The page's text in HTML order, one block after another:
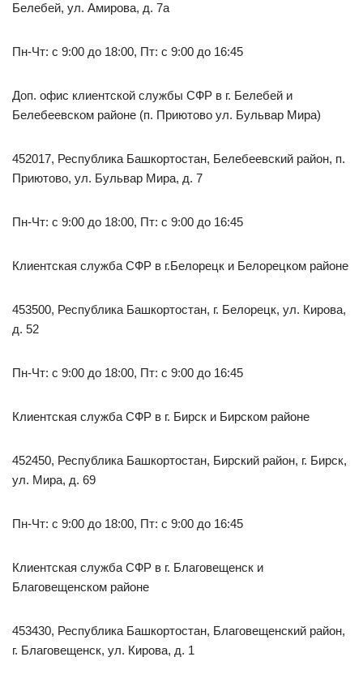
Белебей, ул. Амирова, д. 7а
Пн-Чт: с 9:00 до 18:00, Пт: с 9:00 до 16:45
Доп. офис клиентской службы СФР в г. Белебей и
Белебеевском районе (п. Приютово ул. Бульвар Мира)
452017, Республика Башкортостан, Белебеевский район, п.
Приютово, ул. Бульвар Мира, д. 7
Пн-Чт: с 9:00 до 18:00, Пт: с 9:00 до 16:45
Клиентская служба СФР в г.Белорецк и Белорецком районе
453500, Республика Башкортостан, г. Белорецк, ул. Кирова,
д. 52
Пн-Чт: с 9:00 до 18:00, Пт: с 9:00 до 16:45
Клиентская служба СФР в г. Бирск и Бирском районе
452450, Республика Башкортостан, Бирский район, г. Бирск,
ул. Мира, д. 69
Пн-Чт: с 9:00 до 18:00, Пт: с 9:00 до 16:45
Клиентская служба СФР в г. Благовещенск и
Благовещенском районе
453430, Республика Башкортостан, Благовещенский район,
г. Благовещенск, ул. Кирова, д. 1